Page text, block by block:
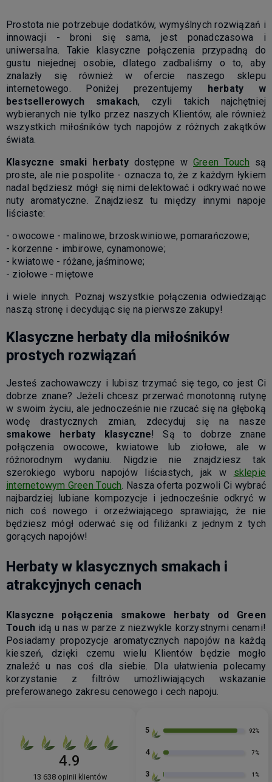
Prostota nie potrzebuje dodatków, wymyślnych rozwiązań i
innowacji - broni się sama, jest ponadczasowa i
uniwersalna. Takie klasyczne połączenia przypadną do
gustu niejednej osobie, dlatego zadbaliśmy o to, aby
znalazły się również w ofercie naszego sklepu
internetowego. Poniżej prezentujemy herbaty w
bestsellerowych smakach, czyli takich najchętniej
wybieranych nie tylko przez naszych Klientów, ale również
wszystkich miłośników tych napojów z różnych zakątków
świata.
Klasyczne smaki herbatydostępne w Green Touch są
proste, ale nie pospolite - oznacza to, że z każdym łykiem
nadal będziesz mógł się nimi delektować i odkrywać nowe
nuty aromatyczne. Znajdziesz tu między innymi napoje
liściaste:
- owocowe - malinowe, brzoskwiniowe, pomarańczowe;
- korzenne - imbirowe, cynamonowe;
- kwiatowe - różane, jaśminowe;
- ziołowe - miętowe
i wiele innych. Poznaj wszystkie połączenia odwiedzając
naszą stronę i decydując się na pierwsze zakupy!
Klasyczne herbaty dla miłośników
prostych rozwiązań
Jesteś zachowawczy i lubisz trzymać się tego, co jest Ci
dobrze znane? Jeżeli chcesz przerwać monotonną rutynę
w swoim życiu, ale jednocześnie nie rzucać się na głęboką
wodę drastycznych zmian, zdecyduj się na nasze
smakowe herbaty klasyczne! Są to dobrze znane
połączenia owocowe, kwiatowe lub ziołowe, ale w
różnorodnym wydaniu. Nigdzie nie znajdziesz tak
szerokiego wyboru napojów liściastych, jak w sklepie
internetowym Green Touch . Nasza oferta pozwoli Ci wybrać
najbardziej lubiane kompozycje i jednocześnie odkryć w
nich coś nowego i orzeźwiającego sprawiając, że nie
będziesz mógł oderwać się od filiżanki z jednym z tych
gorących napojów!
Herbaty w klasycznych smakach i
atrakcyjnych cenach
Klasyczne połączenia smakowe herbaty od Green
Touch idą u nas w parze z niezwykle korzystnymi cenami!
Posiadamy propozycje aromatycznych napojów na każdą
kieszeń, dzięki czemu wielu Klientów będzie mogło
znaleźć u nas coś dla siebie. Dla ułatwienia polecamy
korzystanie z filtrów umożliwiających wskazanie
preferowanego zakresu cenowego i cech napoju.
4.9
13 638opinii klientów
5 92%
4 7%
3 1%